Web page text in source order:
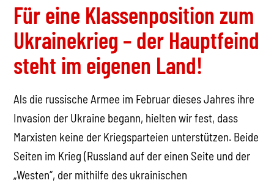
Für eine Klassenposition zum
Ukrainekrieg – der Hauptfeind
steht im eigenen Land!
Als die russische Armee im Februar dieses Jahres ihre
Invasion der Ukraine begann, hielten wir fest, dass
Marxisten keine der Kriegsparteien unterstützen. Beide
Seiten im Krieg (Russland auf der einen Seite und der
„Westen“, der mithilfe des ukrainischen